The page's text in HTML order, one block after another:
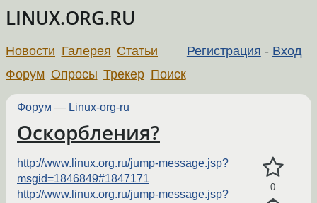
LINUX.ORG.RU
Регистрация - Вход
Новости Галерея Статьи
Форум Опросы Трекер Поиск
Форум — Linux-org-ru
Оскорбления?
0
http://www.linux.org.ru/jump-message.jsp?
msgid=1846849#1847171
http://www.linux.org.ru/jump-message.jsp?